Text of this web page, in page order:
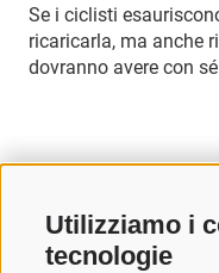
Utilizziamo i
tecnologie
Se i ciclisti
ricaricarla, ma anche
dovranno avere con